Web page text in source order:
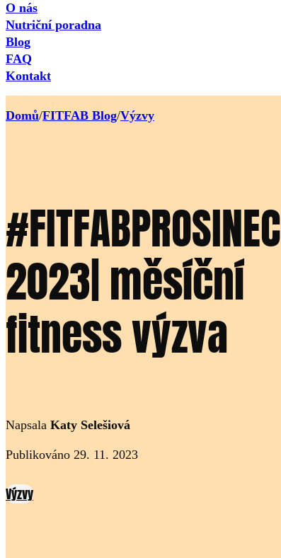
O nás
Nutriční poradna
Blog
FAQ
Kontakt
Domů/FITFAB Blog/Výzvy
#FITFABPROSINEC
2023| měsíční
fitness výzva
Napsala Katy Selešiová
Publikováno 29. 11. 2023
Výzvy